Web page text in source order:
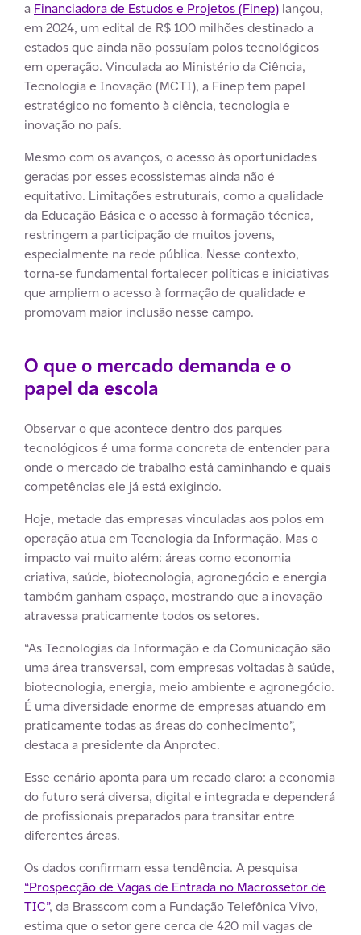
a Financiadora de Estudos e Projetos (Finep) lançou,
em 2024, um edital de R$ 100 milhões destinado a
estados que ainda não possuíam polos tecnológicos
em operação. Vinculada ao Ministério da Ciência,
Tecnologia e Inovação (MCTI), a Finep tem papel
estratégico no fomento à ciência, tecnologia e
inovação no país.
Mesmo com os avanços, o acesso às oportunidades
geradas por esses ecossistemas ainda não é
equitativo. Limitações estruturais, como a qualidade
da Educação Básica e o acesso à formação técnica,
restringem a participação de muitos jovens,
especialmente na rede pública. Nesse contexto,
torna-se fundamental fortalecer políticas e iniciativas
que ampliem o acesso à formação de qualidade e
promovam maior inclusão nesse campo.
O que o mercado demanda e o
papel da escola
Observar o que acontece dentro dos parques
tecnológicos é uma forma concreta de entender para
onde o mercado de trabalho está caminhando e quais
competências ele já está exigindo.
Hoje, metade das empresas vinculadas aos polos em
operação atua em Tecnologia da Informação. Mas o
impacto vai muito além: áreas como economia
criativa, saúde, biotecnologia, agronegócio e energia
também ganham espaço, mostrando que a inovação
atravessa praticamente todos os setores.
“As Tecnologias da Informação e da Comunicação são
uma área transversal, com empresas voltadas à saúde,
biotecnologia, energia, meio ambiente e agronegócio.
É uma diversidade enorme de empresas atuando em
praticamente todas as áreas do conhecimento”,
destaca a presidente da Anprotec.
Esse cenário aponta para um recado claro: a economia
do futuro será diversa, digital e integrada e dependerá
de profissionais preparados para transitar entre
diferentes áreas.
Os dados confirmam essa tendência. A pesquisa
“Prospecção de Vagas de Entrada no Macrossetor de
TIC”, da Brasscom com a Fundação Telefônica Vivo,
estima que o setor gere cerca de 420 mil vagas de